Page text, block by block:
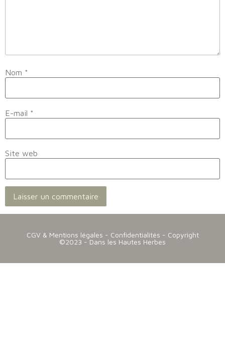
Nom *
E-mail *
Site web
CGV & Mentions légales - Confidentialités - Copyright
©2023 - Dans les Hautes Herbes